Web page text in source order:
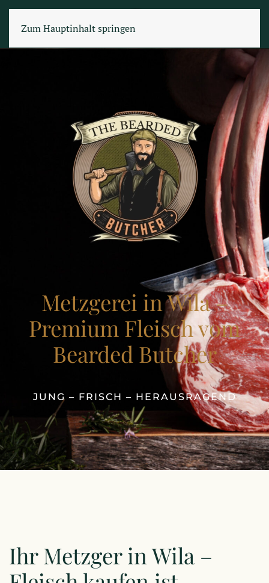
Zum Hauptinhalt springen
Metzgerei in Wila –
Premium Fleisch vom
Bearded Butcher
JUNG – FRISCH – HERAUSRAGEND
Ihr Metzger in Wila –